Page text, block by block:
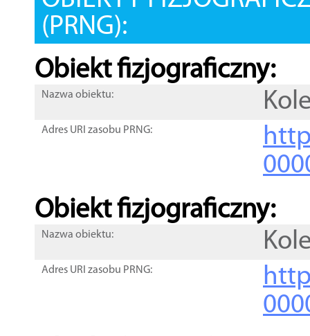
(PRNG):
Obiekt fizjograficzny:
Nazwa obiektu:
Adres URI zasobu PRNG:
Obiekt fizjograficzny:
Nazwa obiektu:
Adres URI zasobu PRNG: